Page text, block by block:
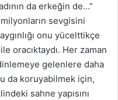
da erkeğin de…”
sevgisini
onu yücelttikçe
oracıktaydı. Her zaman
gelenlere daha
da koruyabilmek için,
sahne yapısını